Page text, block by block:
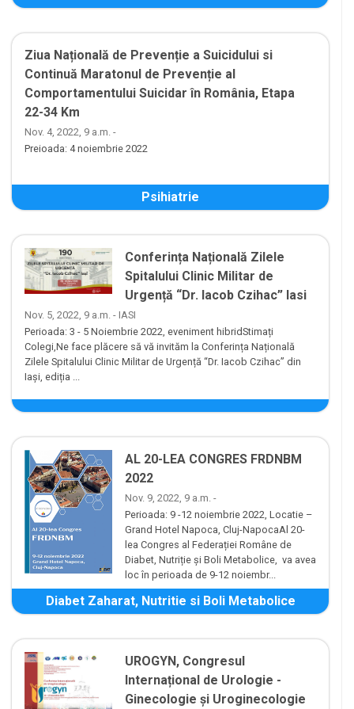
Ziua Națională de Prevenție a Suicidului si
Continuă Maratonul de Prevenție al
Comportamentului Suicidar în România, Etapa
22-34 Km
Nov. 4, 2022, 9 a.m. -
Preioada: 4 noiembrie 2022
Psihiatrie
Conferința Națională Zilele
Spitalului Clinic Militar de
Urgență “Dr. Iacob Czihac” Iasi
Nov. 5, 2022, 9 a.m. - IASI
Perioada: 3 - 5 Noiembrie 2022, eveniment hibridStimați
Colegi,Ne face plăcere să vă invităm la Conferința Națională
Zilele Spitalului Clinic Militar de Urgență “Dr. Iacob Czihac” din
Iași, ediția ...
AL 20-LEA CONGRES FRDNBM
2022
Nov. 9, 2022, 9 a.m. -
Perioada: 9 -12 noiembrie 2022, Locatie –
Grand Hotel Napoca, Cluj-NapocaAl 20-
lea Congres al Federației Române de
Diabet, Nutriție și Boli Metabolice, va avea
loc în perioada de 9-12 noiembr...
Diabet Zaharat, Nutritie si Boli Metabolice
UROGYN, Congresul
Internațional de Urologie -
Ginecologie și Uroginecologie